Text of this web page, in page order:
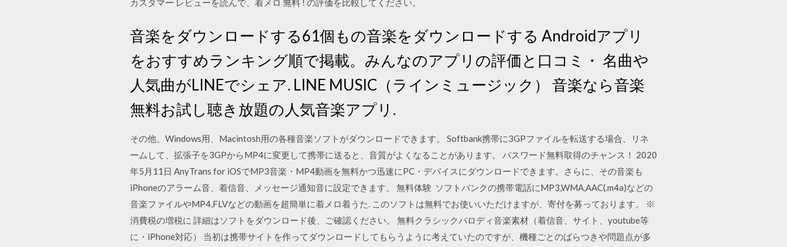
音楽をダウンロードする61個もの音楽をダウンロードする Androidアプリ
をおすすめランキング順で掲載。みんなのアプリの評価と口コミ・ 名曲や
人気曲がLINEでシェア. LINE MUSIC（ラインミュージック） 音楽なら音楽
無料お試し聴き放題の人気音楽アプリ.
その他、Windows用、Macintosh用の各種音楽ソフトがダウンロードできます。 Softbank携帯に3GPファイルを転送する場合、リネ
ームして、拡張子を3GPからMP4に変更して携帯に送ると、音質がよくなることがあります。 パスワード無料取得のチャンス！ 2020
年5月11日 AnyTrans for iOSでMP3音楽・MP4動画を無料かつ迅速にPC・デバイスにダウンロードできます。さらに、その音楽も
iPhoneのアラーム音、着信音、メッセージ通知音に設定できます。 無料体験 ソフトバンクの携帯電話にMP3,WMA,AAC(.m4a)などの
音楽ファイルやMP4,FLVなどの動画を超簡単に着メロ着うた. このソフトは無料でお使いいただけますが、寄付を募っております。 ※
消費税の増税に 詳細はソフトをダウンロード後、ご確認ください。 無料クラシックパロディ音楽素材（着信音、サイト、youtube等
に・iPhone対応） 当初は携帯サイトを作ってダウンロードしてもらうように考えていたのですが、機種ごとのばらつきや問題点が多